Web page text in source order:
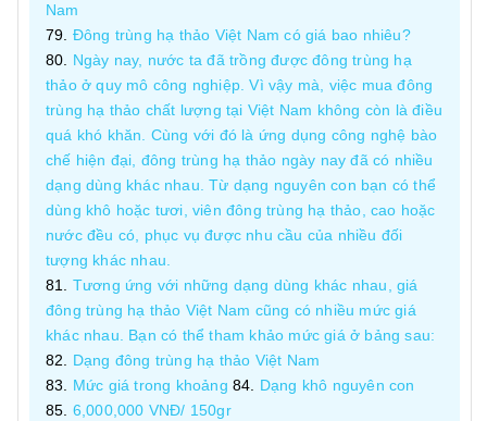
Nam
Đông trùng hạ thảo Việt Nam có giá bao nhiêu?
Ngày nay, nước ta đã trồng được đông trùng hạ
thảo ở quy mô công nghiệp. Vì vậy mà, việc mua đông
trùng hạ thảo chất lượng tại Việt Nam không còn là điều
quá khó khăn. Cùng với đó là ứng dụng công nghệ bào
chế hiện đại, đông trùng hạ thảo ngày nay đã có nhiều
dạng dùng khác nhau. Từ dạng nguyên con bạn có thể
dùng khô hoặc tươi, viên đông trùng hạ thảo, cao hoặc
nước đều có, phục vụ được nhu cầu của nhiều đối
tượng khác nhau.
Tương ứng với những dạng dùng khác nhau, giá
đông trùng hạ thảo Việt Nam cũng có nhiều mức giá
khác nhau. Bạn có thể tham khảo mức giá ở bảng sau:
Dạng đông trùng hạ thảo Việt Nam
Mức giá trong khoảng
Dạng khô nguyên con
6,000,000 VNĐ/ 150gr